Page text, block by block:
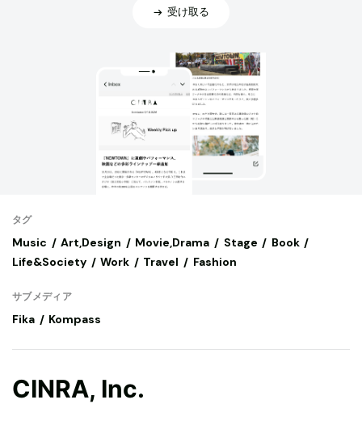
受け取る
タグ
Music Art,Design Movie,Drama Stage
Book
Life&Society
Work Travel Fashion
サブメディア
Fika Kompass
CINRA, Inc.